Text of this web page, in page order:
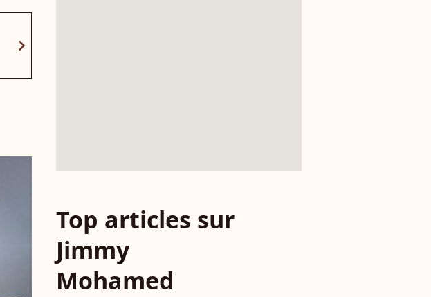
chevron_right
Top articles sur
Jimmy
Mohamed